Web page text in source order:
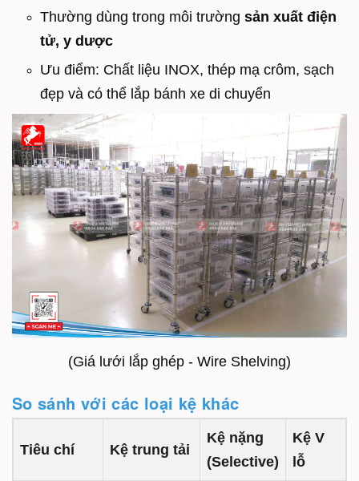
Thường dùng trong môi trường sản xuất điện
tử, y dược
Ưu điểm: Chất liệu INOX, thép mạ crôm, sạch
đẹp và có thể lắp bánh xe di chuyển
(Giá lưới lắp ghép - Wire Shelving)
So sánh với các loại kệ khác
Tiêu chí Kệ trung tải
Kệ nặng
(Selective)
Kệ V
lỗ